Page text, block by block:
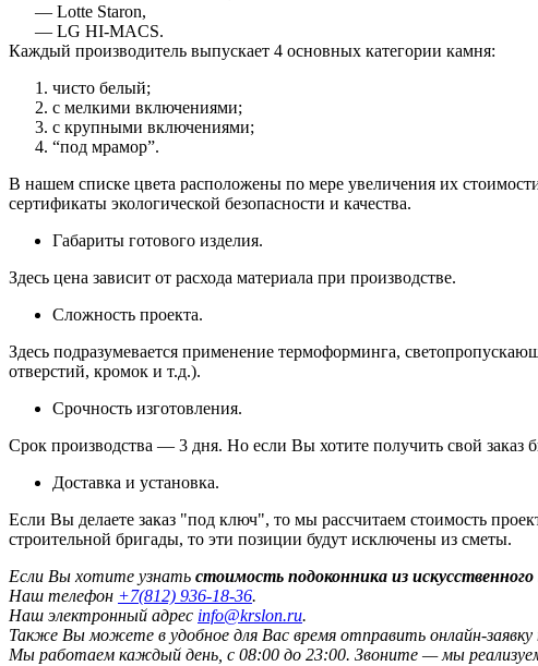
— Lotte Staron,
— LG HI-MACS.
Каждый производитель выпускает 4 основных категории камня:
чисто белый;
с мелкими включениями;
с крупными включениями;
“под мрамор”.
В нашем списке цвета расположены по мере увеличения их
сертификаты экологической безопасности и качества.
Габариты готового изделия.
Здесь цена зависит от расхода материала при производстве.
Сложность проекта.
Здесь подразумевается применение термоформинга,
отверстий, кромок и т.д.).
Срочность изготовления.
Срок производства — 3 дня. Но если Вы хотите получить свой заказ
Доставка и установка.
Если Вы делаете заказ "под ключ", то мы рассчитаем стоимость
строительной бригады, то эти позиции будут исключены из сметы.
Если Вы хотите узнать стоимость подоконника из
Наш телефон +7(812) 936-18-36.
Наш электронный адрес info@krslon.ru.
Также Вы можете в удобное для Вас время отправить онлайн-заявку
Мы работаем каждый день, с 08:00 до 23:00. Звоните — мы